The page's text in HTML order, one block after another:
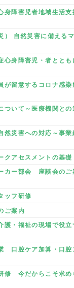
障害児者地域生活支
自然災害に備える
身障害児・者ととも
留意するコロナ感染
いて～医療機関との
災害への対応～事業
アセスメントの基礎
カー部会 座談会のご
ッフ研修
ご案内
・福祉の現場で役立
口腔ケア加算・口腔
修 今だからこそ求め